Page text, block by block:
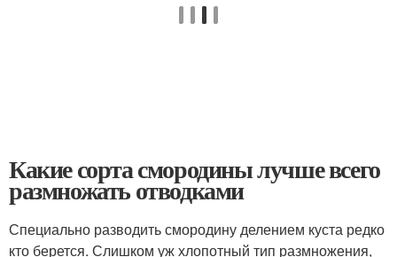
Какие сорта смородины лучше всего
размножать отводками
Специально разводить смородину делением куста редко
кто берется. Слишком уж хлопотный тип размножения,